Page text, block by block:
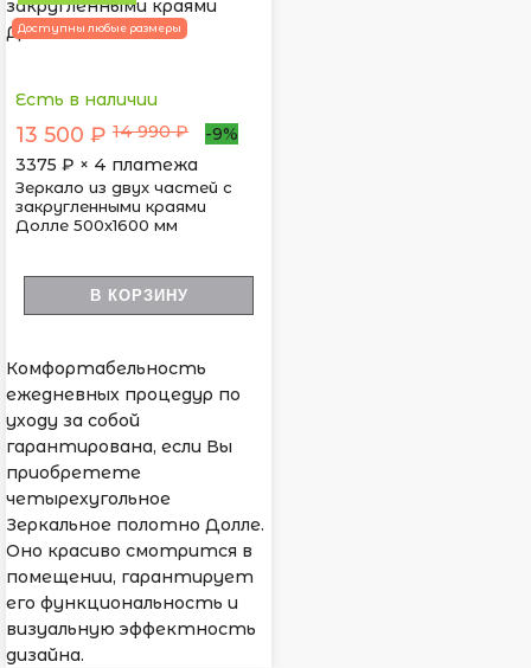
Доступны любые размеры
Есть в наличии
13 500 ₽ 14 990 ₽
-9%
3375 ₽ × 4 платежа
Зеркало из двух частей с
закругленными краями
Долле 500х1600 мм
В КОРЗИНУ
Комфортабельность
ежедневных процедур по
уходу за собой
гарантирована, если Вы
приобретете
четырехугольное
Зеркальное полотно Долле.
Оно красиво смотрится в
помещении, гарантирует
его функциональность и
визуальную эффектность
дизайна.